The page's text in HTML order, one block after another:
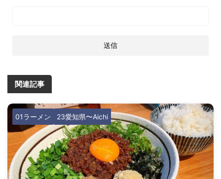
関連記事
01ラーメン 23愛知県〜Aichi